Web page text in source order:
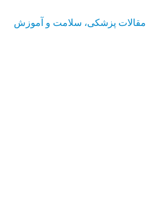
مقالات پزشکی، سلامت و آموزش